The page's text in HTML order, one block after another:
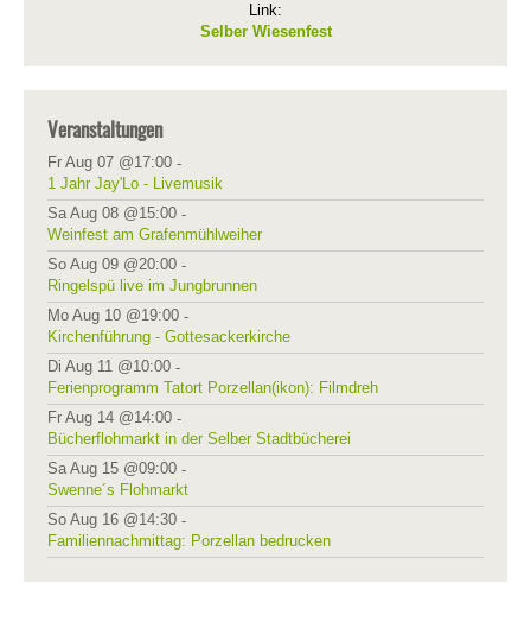
Link:
Selber Wiesenfest
Veranstaltungen
Fr Aug 07 @17:00 -
1 Jahr Jay'Lo - Livemusik
Sa Aug 08 @15:00 -
Weinfest am Grafenmühlweiher
So Aug 09 @20:00 -
Ringelspü live im Jungbrunnen
Mo Aug 10 @19:00 -
Kirchenführung - Gottesackerkirche
Di Aug 11 @10:00 -
Ferienprogramm Tatort Porzellan(ikon): Filmdreh
Fr Aug 14 @14:00 -
Bücherflohmarkt in der Selber Stadtbücherei
Sa Aug 15 @09:00 -
Swenne´s Flohmarkt
So Aug 16 @14:30 -
Familiennachmittag: Porzellan bedrucken